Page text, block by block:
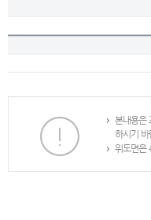
본내용은
하시기 바
위도면은